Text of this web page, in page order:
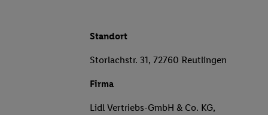
Standort
Storlachstr. 31, 72760 Reutlingen
Firma
Lidl Vertriebs-GmbH & Co. KG,